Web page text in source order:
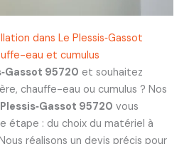
dans Le Plessis‑Gassot
eau et cumulus
95720 et souhaitez
chauffe-eau ou cumulus ? Nos
95720 vous
étape : du choix du matériel à
réalisons un devis précis pour